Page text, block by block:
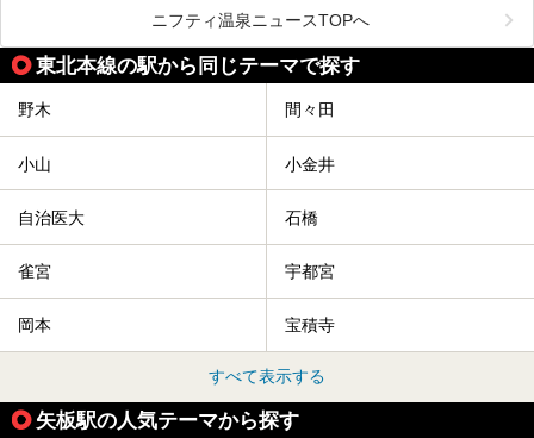
この記事では、塩原温泉の概要や魅力とともに、おすすめの
宿泊施設と観光・グルメスポット、日帰り温泉を順に紹介し
ます。
塩原温泉で、いつもの温泉旅行とは一味違う旅行体験をして
みませんか。
メインとなる天然温泉のお風呂をはじめ、リラックスエリア
やキッズエリア、カフェレストランなど、施設の隅々までチ
ェックしてきました！
ニフティ温泉ニュースTOPへ
東北本線の駅から同じテーマで探す
野木 間々田
小山 小金井
自治医大 石橋
雀宮 宇都宮
岡本 宝積寺
すべて表示する
矢板駅の人気テーマから探す